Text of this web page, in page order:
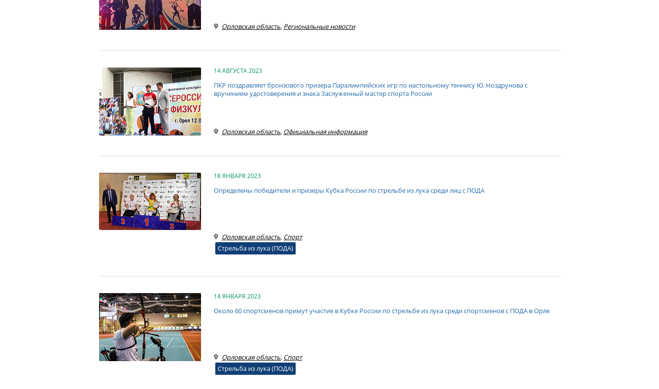
Орловская область, Региональные новости
14 АВГУСТА 2023
ПКР поздравляет бронзового призера Паралимпийских игр по настольному теннису Ю. Ноздрунова с
вручением удостоверения и знака Заслуженный мастер спорта России
Орловская область, Официальная информация
18 ЯНВАРЯ 2023
Определены победители и призеры Кубка России по стрельбе из лука среди лиц с ПОДА
Орловская область, Спорт
Стрельба из лука (ПОДА)
14 ЯНВАРЯ 2023
Около 60 спортсменов примут участие в Кубке России по стрельбе из лука среди спортсменов с ПОДА в Орле
Орловская область, Спорт
Стрельба из лука (ПОДА)